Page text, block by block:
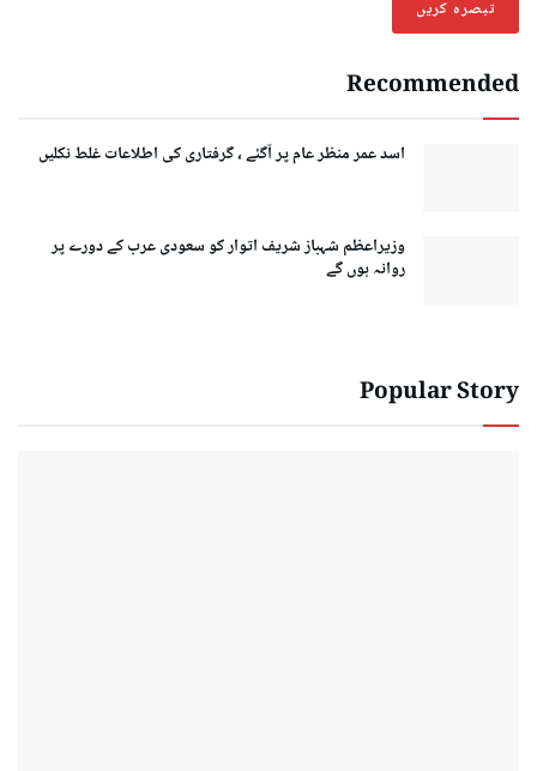
Recommended
اسد عمر منظر عام پر آگئے ، گرفتاری کی اطلاعات غلط نکلیں
وزیراعظم شہباز شریف اتوار کو سعودی عرب کے دورے پر
روانہ ہوں گے
Popular Story